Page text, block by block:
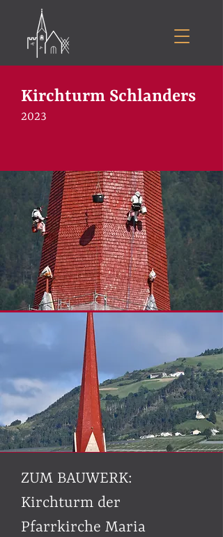
Kirchturm Schlanders
2023
ZUM BAUWERK:
Kirchturm der
Pfarrkirche Maria